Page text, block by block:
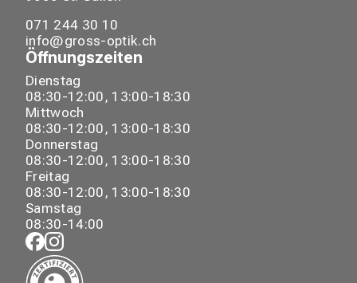
071 244 30 10
info@gross-optik.ch
Öffnungszeiten
Dienstag
08:30-12:00, 13:00-18:30
Mittwoch
08:30-12:00, 13:00-18:30
Donnerstag
08:30-12:00, 13:00-18:30
Freitag
08:30-12:00, 13:00-18:30
Samstag
08:30-14:00